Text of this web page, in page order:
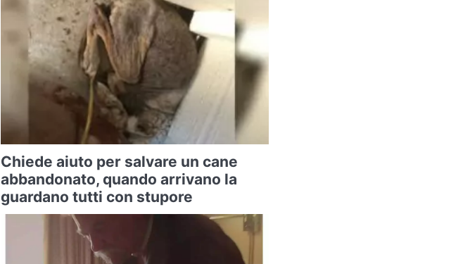
Chiede aiuto per salvare un cane
abbandonato, quando arrivano la
guardano tutti con stupore